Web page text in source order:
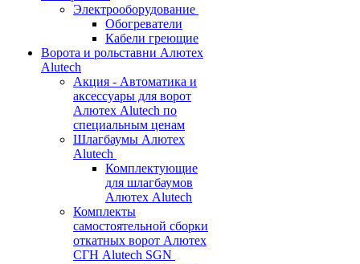
Электрооборудование
Обогреватели
Кабели греющие
Ворота и рольставни Алютех
Alutech
Акция - Автоматика и
аксессуары для ворот
Алютех Alutech по
специальным ценам
Шлагбаумы Алютех
Alutech
Комплектующие
для шлагбаумов
Алютех Alutech
Комплекты
самостоятельной сборки
откатных ворот Алютех
СГН Alutech SGN